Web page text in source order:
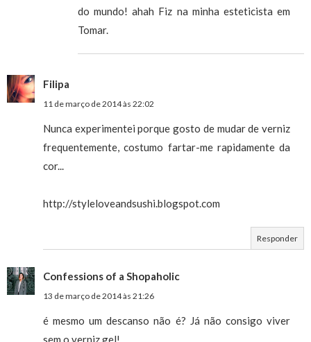
do mundo! ahah Fiz na minha esteticista em
Tomar.
Filipa
11 de março de 2014 às 22:02
Nunca experimentei porque gosto de mudar de verniz
frequentemente, costumo fartar-me rapidamente da
cor...
http://styleloveandsushi.blogspot.com
Responder
Confessions of a Shopaholic
13 de março de 2014 às 21:26
é mesmo um descanso não é? Já não consigo viver
sem o verniz gel!